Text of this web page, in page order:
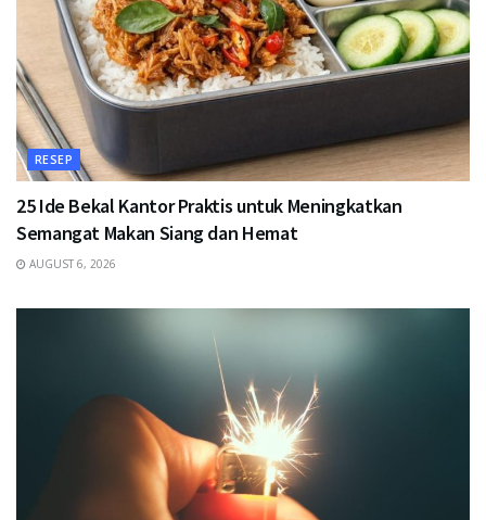
RESEP
25 Ide Bekal Kantor Praktis untuk Meningkatkan
Semangat Makan Siang dan Hemat
AUGUST 6, 2026